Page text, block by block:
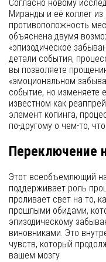
Согласно новому
Миранды и её коллег
противоположность
объяснена двумя
«эпизодическое
детали события,
вы позволяете
«эмоциональном
событие, но изменяете
известном как
элемент копинга,
по-другому о чем-то,
Переключение
Этот всеобъемлющий
поддерживает роль
проливает свет на то,
прошлыми обидами,
эпизодическому
виновниками. Это
чувств, который
вашем мозгу.